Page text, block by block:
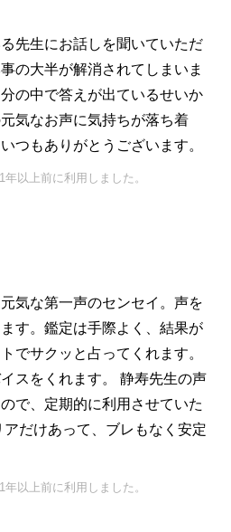
先生にお話しを聞いていただ
の大半が解消されてしまいま
の中で答えが出ているせいか
気なお声に気持ちが落ち着
つもありがとうございます。
上前に利用しました。
気な第一声のセンセイ。声を
す。鑑定は手際よく、結果が
でサクッと占ってくれます。
スをくれます。 静寿先生の声
で、定期的に利用させていた
だけあって、ブレもなく安定
上前に利用しました。